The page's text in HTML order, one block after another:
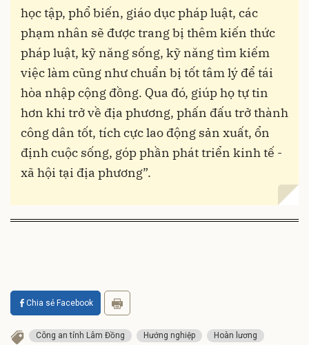
học tập, phổ biến, giáo dục pháp luật, các
phạm nhân sẽ được trang bị thêm kiến thức
pháp luật, kỹ năng sống, kỹ năng tìm kiếm
việc làm cũng như chuẩn bị tốt tâm lý để tái
hòa nhập cộng đồng. Qua đó, giúp họ tự tin
hơn khi trở về địa phương, phấn đấu trở thành
công dân tốt, tích cực lao động sản xuất, ổn
định cuộc sống, góp phần phát triển kinh tế -
xã hội tại địa phương”.
Chia sẻ Facebook
Công an tỉnh Lâm Đồng Hướng nghiệp
Hoàn lương